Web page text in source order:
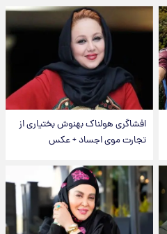
افشاگری هولناک بهنوش بختیاری از
تجارت موی اجساد + عکس